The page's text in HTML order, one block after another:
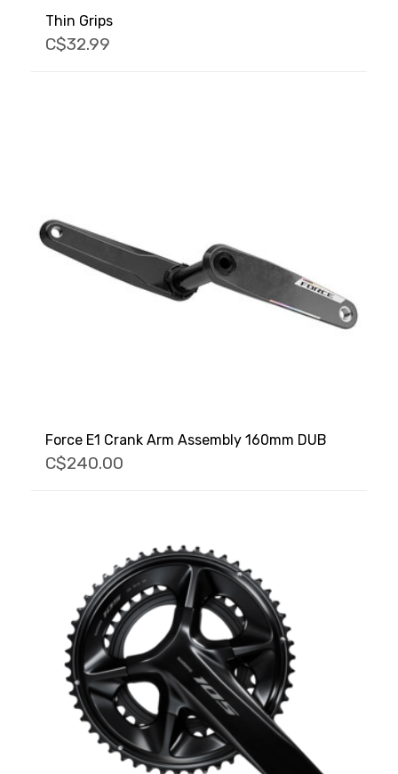
Thin Grips
C$32.99
Force E1 Crank Arm Assembly 160mm DUB
C$240.00